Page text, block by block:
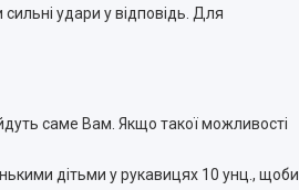
удари у відповідь. Для
саме Вам. Якщо такої можливості
дітьми у рукавицях 10 унц., щоби